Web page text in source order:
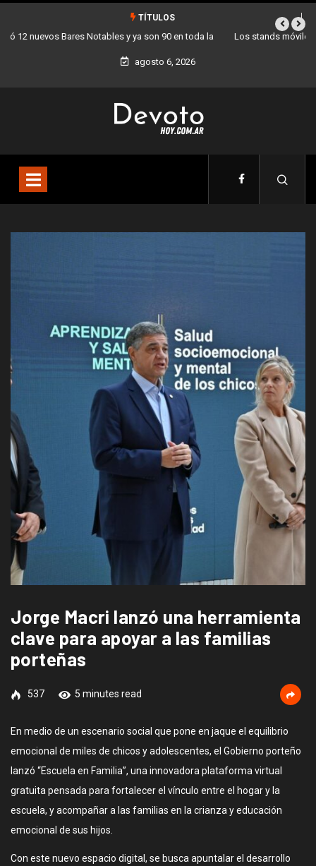
TÍTULOS
Los stands móviles de la Ciudad llegan esta semana a Villa Devoto
agosto 6, 2026
Jorge Macri lanzó una herramienta
clave para apoyar a las familias
porteñas
537 5 minutes read
En medio de un escenario social que pone en jaque el equilibrio
emocional de miles de chicos y adolescentes, el Gobierno porteño
lanzó “Escuela en Familia”, una innovadora plataforma virtual
gratuita pensada para fortalecer el vínculo entre el hogar y la
escuela, y acompañar a las familias en la crianza y educación
emocional de sus hijos.
Con este nuevo espacio digital, se busca apuntalar el desarrollo